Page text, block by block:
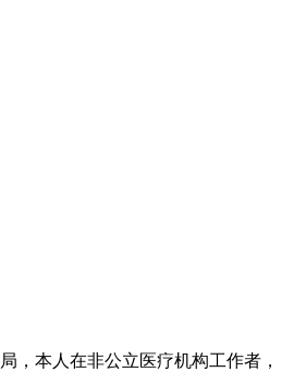
，本人在非公立医疗机构工作者，